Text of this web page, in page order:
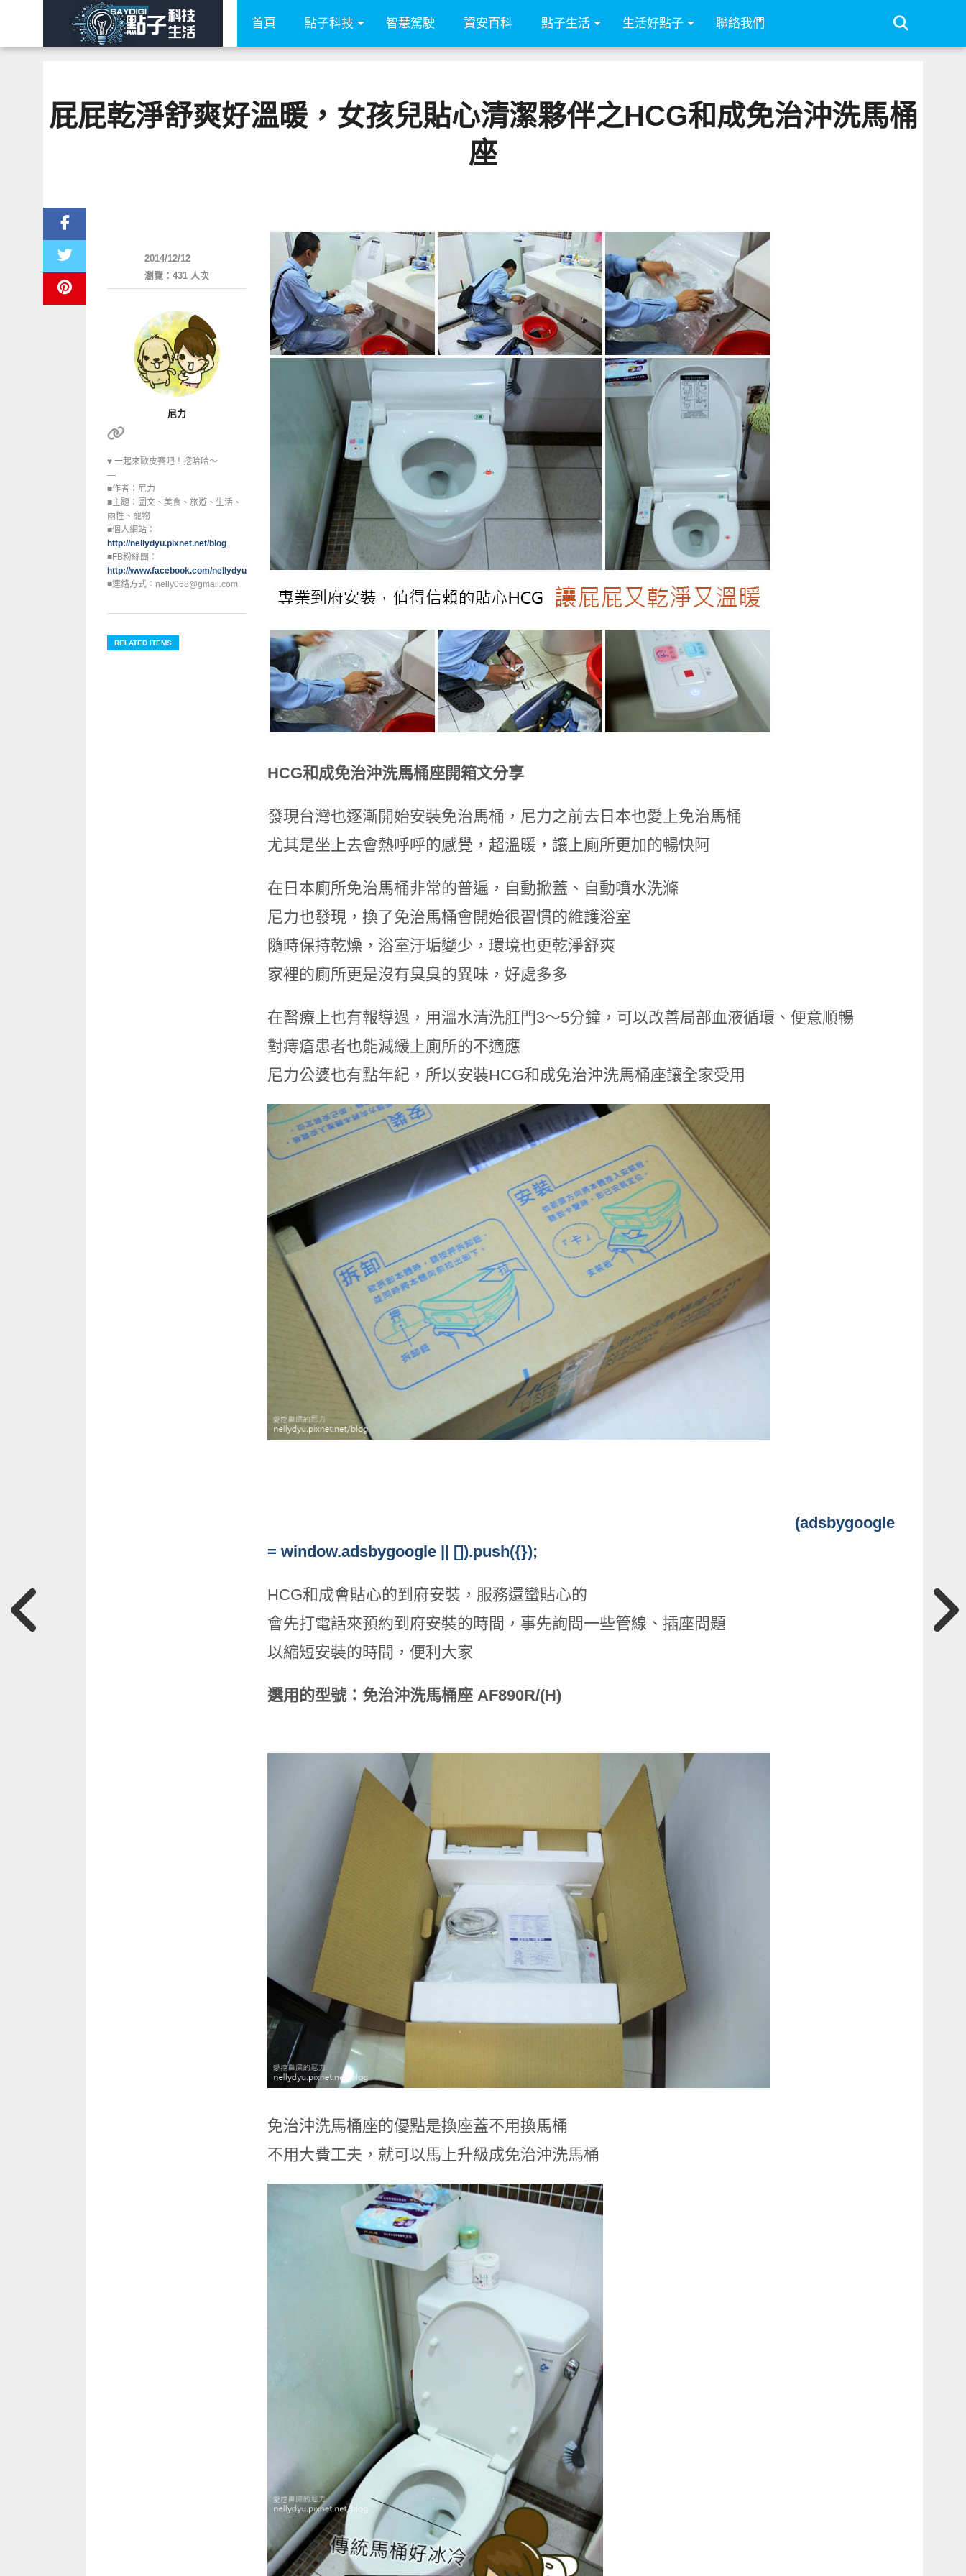
首頁 點子科技 智慧駕駛 資安百科 點子生活 生活好點子 聯絡我們
屁屁乾淨舒爽好溫暖，女孩兒貼心清潔夥伴之HCG和成免治沖洗馬桶
座
HCG和成免治沖洗馬桶座開箱文分享
發現台灣也逐漸開始安裝免治馬桶，尼力之前去日本也愛上免治馬桶
尤其是坐上去會熱呼呼的感覺，超溫暖，讓上廁所更加的暢快阿
在日本廁所免治馬桶非常的普遍，自動掀蓋、自動噴水洗滌
尼力也發現，換了免治馬桶會開始很習慣的維護浴室
隨時保持乾燥，浴室汙垢變少，環境也更乾淨舒爽
家裡的廁所更是沒有臭臭的異味，好處多多
在醫療上也有報導過，用溫水清洗肛門3～5分鐘，可以改善局部血液循環、便意順暢
對痔瘡患者也能減緩上廁所的不適應
尼力公婆也有點年紀，所以安裝HCG和成免治沖洗馬桶座讓全家受用
(adsbygoogle
= window.adsbygoogle || []).push({});
HCG和成會貼心的到府安裝，服務還蠻貼心的
會先打電話來預約到府安裝的時間，事先詢問一些管線、插座問題
以縮短安裝的時間，便利大家
選用的型號：免治沖洗馬桶座 AF890R/(H)
免治沖洗馬桶座的優點是換座蓋不用換馬桶
不用大費工夫，就可以馬上升級成免治沖洗馬桶
2014/12/12
瀏覽：431 人次
尼力
♥ 一起來歐皮賽吧！挖哈哈～
—
■作者：尼力
■主題：圖文、美食、旅遊、生活、
兩性、寵物
■個人網站：
http://nellydyu.pixnet.net/blog
■FB粉絲團：
http://www.facebook.com/nellydyu0608
■連絡方式：nelly068@gmail.com
RELATED ITEMS